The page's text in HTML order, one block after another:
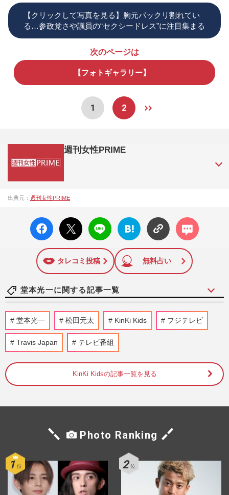
【クリックして写真を見る】胸元パックリ割れてい
る…参政党さや議員の“セクシードレス”に注目集まる
次のページは
【フォトギャラリー】
1 2
週刊女性PRIME
成27年）1月に開設された主婦と生活社が運営する日本のニュ
陣の執筆記事を配信するほか、女性週刊誌『週刊女性』の誌
面に掲載された記事から、インターネット利用者層にとって
特に関心の高い題材の記事を、WEB向けにリライトして配信
しています！
出典元： 週刊女性PRIME
facebo
ok い
X ポス
ト
LINE
はてな
ブック
に追加
コメン
ト
タレコミ投稿 無料占い
堂本光一に関する記事一覧
STARTO社、カウコン配信不具合のお詫び
に異例の“1000円クーポン”配布もファン
がまたもモヤる理由とは
【2026年】結婚しそうな芸能人カップル！
有村架純＆高橋海人他、ランキング発表
堂本光一「また夢の世界をみなさんと」4
年ぶりのソロライブツアーで披露した全28
曲・圧巻のステージをレポ…
週刊女性2025年11月25日号 2025/11/11
堂本光一 松田元太 KinKi Kids フジテレビ
Travis Japan テレビ番組
KinKi Kidsの記事一覧を見る
Photo Ranking